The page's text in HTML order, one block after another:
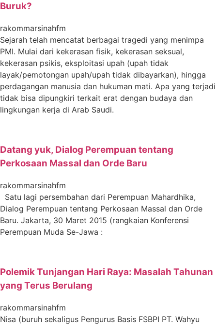
Buruk?
rakommarsinahfm
Sejarah telah mencatat berbagai tragedi yang menimpa
PMI. Mulai dari kekerasan fisik, kekerasan seksual,
kekerasan psikis, eksploitasi upah (upah tidak
layak/pemotongan upah/upah tidak dibayarkan), hingga
perdagangan manusia dan hukuman mati. Apa yang terjadi
tidak bisa dipungkiri terkait erat dengan budaya dan
lingkungan kerja di Arab Saudi.
Datang yuk, Dialog Perempuan tentang
Perkosaan Massal dan Orde Baru
rakommarsinahfm
Satu lagi persembahan dari Perempuan Mahardhika,
Dialog Perempuan tentang Perkosaan Massal dan Orde
Baru. Jakarta, 30 Maret 2015 (rangkaian Konferensi
Perempuan Muda Se-Jawa :
Polemik Tunjangan Hari Raya: Masalah Tahunan
yang Terus Berulang
rakommarsinahfm
Nisa (buruh sekaligus Pengurus Basis FSBPI PT. Wahyu